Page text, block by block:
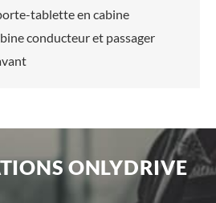
tablette en cabine
conducteur et passager
ONLYDRIVE